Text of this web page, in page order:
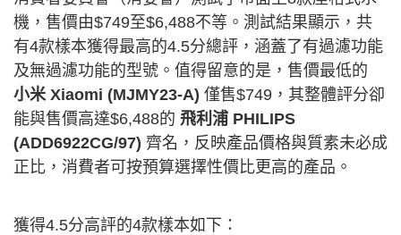
機，售價由$749至$6,488不等。測試結果顯示，共
有4款樣本獲得最高的4.5分總評，涵蓋了有過濾功能
及無過濾功能的型號。值得留意的是，售價最低的
小米 Xiaomi (MJMY23-A) 僅售$749，其整體評分卻
能與售價高達$6,488的 飛利浦 PHILIPS
(ADD6922CG/97) 齊名，反映產品價格與質素未必成
正比，消費者可按預算選擇性價比更高的產品。
獲得4.5分高評的4款樣本如下：